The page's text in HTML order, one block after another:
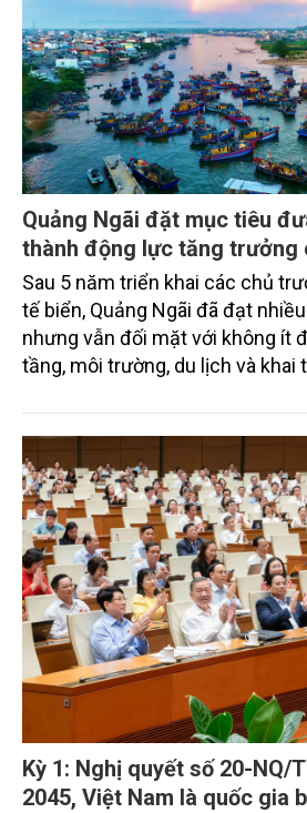
Quảng Ngãi đặt mục tiêu
thành động lực tăng trưởng
Sau 5 năm triển khai các chủ
tế biển, Quảng Ngãi đã đạt
nhưng vẫn đối mặt với không ít
tầng, môi trường, du lịch và khai
đặt mục tiêu đưa kinh tế biển
vững, trở thành động lực quan
trưởng của tỉnh đến năm 2030,
2045.
Kỳ 1: Nghị quyết số 20-NQ/
2045, Việt Nam là quốc gia